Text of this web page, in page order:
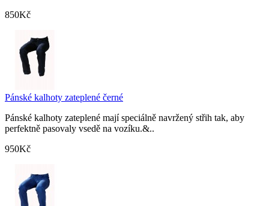
850Kč
Pánské kalhoty zateplené černé
Pánské kalhoty zateplené mají speciálně navržený střih tak, aby
perfektně pasovaly vsedě na vozíku.&..
950Kč